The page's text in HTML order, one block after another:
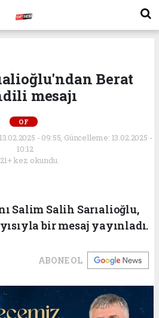
Berat
mesajı
OF
- 09:55, Güncelleme: 13.02.2025 -
10:12
kez okundu.
Salim Salih Sarıalioğlu,
bir mesaj yayınladı.
ABONE OL